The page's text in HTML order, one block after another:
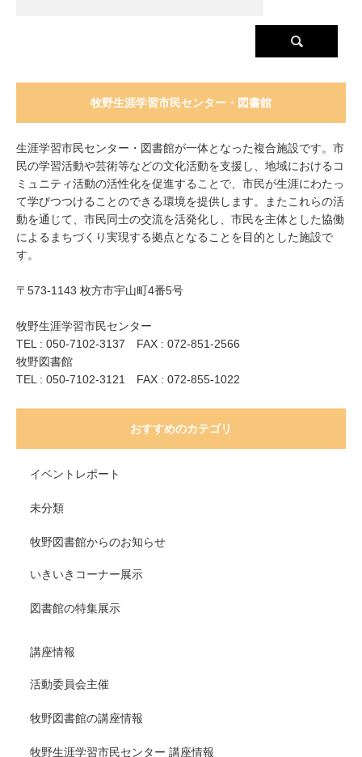
牧野生涯学習市民センター・図書館
生涯学習市民センター・図書館が一体となった複合施設です。市
民の学習活動や芸術等などの文化活動を支援し、地域におけるコ
ミュニティ活動の活性化を促進することで、市民が生涯にわたっ
て学びつつけることのできる環境を提供します。またこれらの活
動を通じて、市民同士の交流を活発化し、市民を主体とした協働
によるまちづくり実現する拠点となることを目的とした施設で
す。
〒573-1143 枚方市宇山町4番5号
牧野生涯学習市民センター
TEL : 050-7102-3137 FAX : 072-851-2566
牧野図書館
TEL : 050-7102-3121 FAX : 072-855-1022
おすすめのカテゴリ
イベントレポート
未分類
牧野図書館からのお知らせ
いきいきコーナー展示
図書館の特集展示
講座情報
活動委員会主催
牧野図書館の講座情報
牧野生涯学習市民センター 講座情報